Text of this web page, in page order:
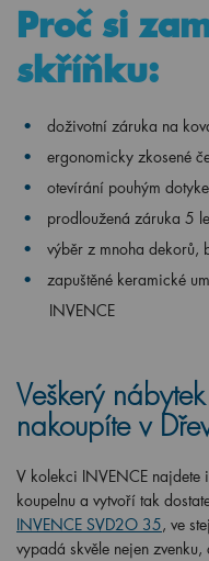
Proč si
skříňku:
doživotní záruka na
ergonomicky zkosené
otevírání pouhým
prodloužená záruka 5
výběr z mnoha dekorů,
zapuštěné keramické
INVENCE
Veškerý
nakoupíte v
V kolekci INVENCE najdete
koupelnu a vytvoří tak
INVENCE SVD2O 35, ve
vypadá skvěle nejen